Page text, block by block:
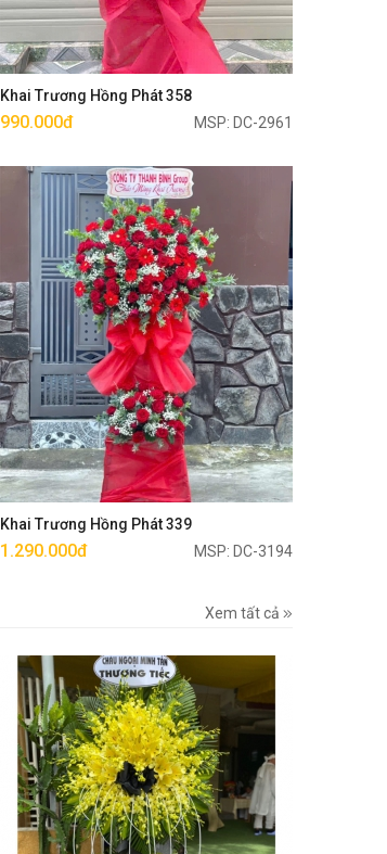
Khai Trương Hồng Phát 358
990.000đ MSP: DC-2961
Mua ngay
Khai Trương Hồng Phát 339
1.290.000đ MSP: DC-3194
Mua ngay
Xem tất cả